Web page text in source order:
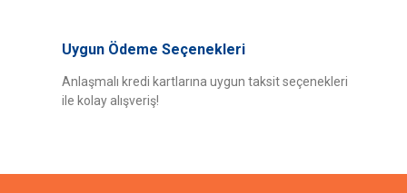
Uygun Ödeme Seçenekleri
Anlaşmalı kredi kartlarına uygun taksit seçenekleri
ile kolay alışveriş!